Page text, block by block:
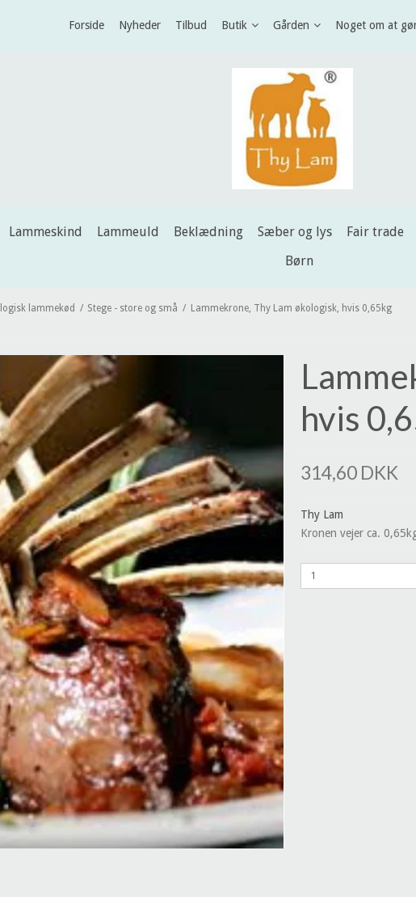
Forside Nyheder Tilbud Butik Gården Noget om at
Lammeskind Lammeuld Beklædning Sæber og lys Fair trade
Børn
lammekød / Stege - store og små / Lammekrone, Thy Lam økologisk, hvis 0,65kg
hvis
314,60 DKK
Thy Lam
Kronen vejer ca.